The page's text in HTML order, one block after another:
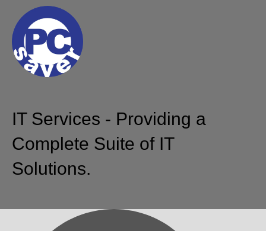
IT Services - Providing a
Complete Suite of IT
Solutions.